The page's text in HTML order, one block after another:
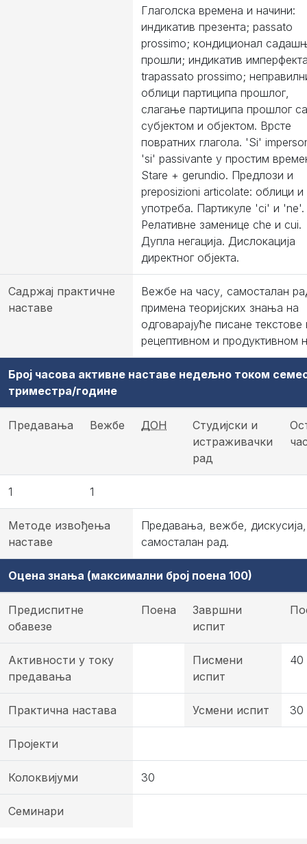
Глаголска времена и начини:
индикатив презента; passato
prossimo; кондиционал
прошли; индикатив
trapassato prossimo;
облици партиципа прошлог,
слагање партиципа прошлог са
субјектом и објектом. Врсте
повратних глагола. 'Si'
'si' passivante у простим
Stare + gerundio. Предлози и
preposizioni articolate: облици и
употреба. Партикуле 'ci' и 'ne'.
Релативне заменице che и cui.
Дупла негација. Дислокација
директног објекта.
Садржај практичне
наставе
Вежбе на часу, самосталан
примена теоријских знања на
одговарајуће писане текстове
рецептивном и продуктивном
Број часова активне наставе недељно током
триместра/године
Предавања Вежбе ДОН
Студијски и
истраживачки
рад
1 1
Методе извођења
наставе
Предавања, вежбе, дискусија,
самосталан рад.
Оцена знања (максимални број поена 100)
Предиспитне
обавезе
Поена
Завршни
испит
Активности у току
предавања
Писмени
испит
40
Практична настава Усмени испит 30
Пројекти
Колоквијуми 30
Семинари